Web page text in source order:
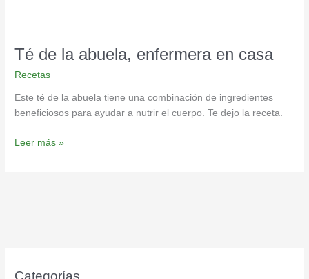
Té de la abuela, enfermera en casa
Recetas
Este té de la abuela tiene una combinación de ingredientes
beneficiosos para ayudar a nutrir el cuerpo. Te dejo la receta.
Leer más »
Categorías